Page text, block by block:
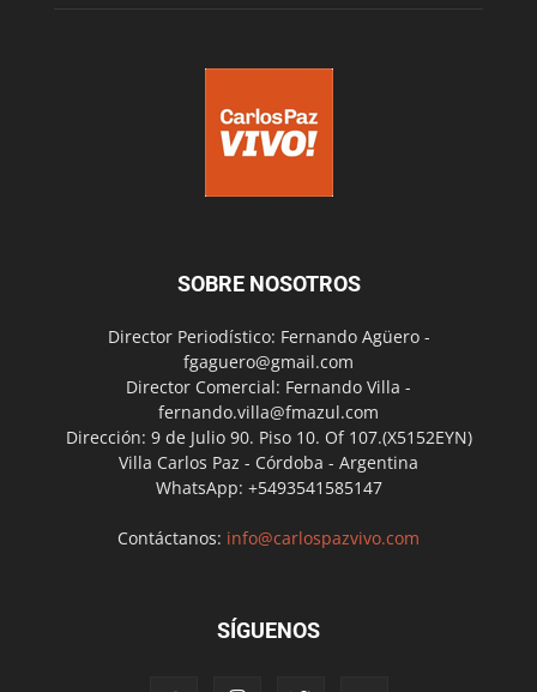
SOBRE NOSOTROS
Director Periodístico: Fernando Agüero -
fgaguero@gmail.com
Director Comercial: Fernando Villa -
fernando.villa@fmazul.com
Dirección: 9 de Julio 90. Piso 10. Of 107.(X5152EYN)
Villa Carlos Paz - Córdoba - Argentina
WhatsApp: +5493541585147
Contáctanos: info@carlospazvivo.com
SÍGUENOS